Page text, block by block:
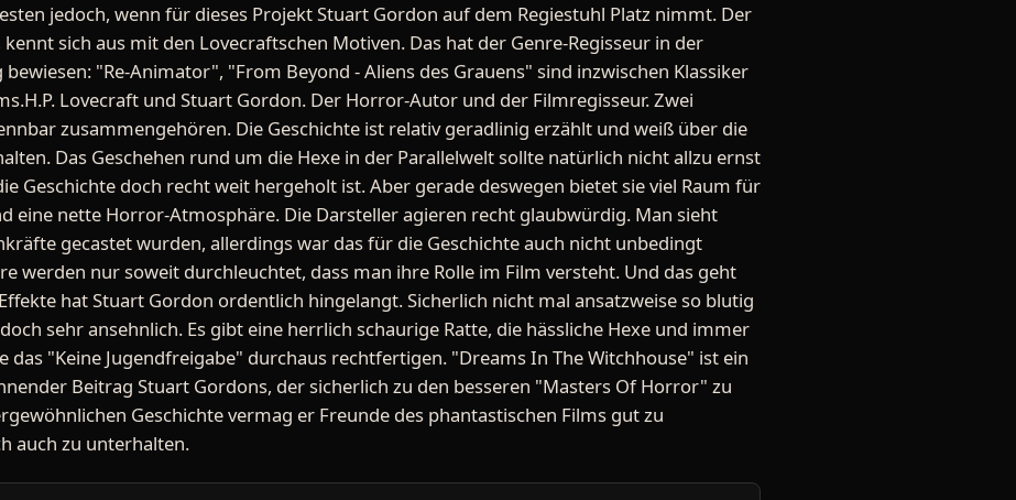
jedoch, wenn für dieses Projekt Stuart Gordon auf dem Regiestuhl Platz nimmt. Der
sich aus mit den Lovecraftschen Motiven. Das hat der Genre-Regisseur in der
"Re-Animator", "From Beyond - Aliens des Grauens" sind inzwischen Klassiker
Lovecraft und Stuart Gordon. Der Horror-Autor und der Filmregisseur. Zwei
zusammengehören. Die Geschichte ist relativ geradlinig erzählt und weiß über die
Das Geschehen rund um die Hexe in der Parallelwelt sollte natürlich nicht allzu ernst
Geschichte doch recht weit hergeholt ist. Aber gerade deswegen bietet sie viel Raum für
eine nette Horror-Atmosphäre. Die Darsteller agieren recht glaubwürdig. Man sieht
gecastet wurden, allerdings war das für die Geschichte auch nicht unbedingt
werden nur soweit durchleuchtet, dass man ihre Rolle im Film versteht. Und das geht
hat Stuart Gordon ordentlich hingelangt. Sicherlich nicht mal ansatzweise so blutig
sehr ansehnlich. Es gibt eine herrlich schaurige Ratte, die hässliche Hexe und immer
das "Keine Jugendfreigabe" durchaus rechtfertigen. "Dreams In The Witchhouse" ist ein
Beitrag Stuart Gordons, der sicherlich zu den besseren "Masters Of Horror" zu
Geschichte vermag er Freunde des phantastischen Films gut zu
auch zu unterhalten.